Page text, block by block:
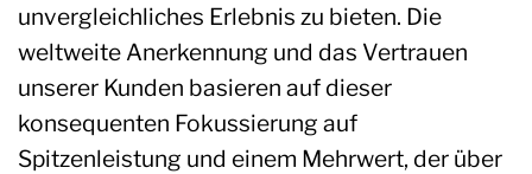
unvergleichliches Erlebnis zu bieten. Die
weltweite Anerkennung und das Vertrauen
unserer Kunden basieren auf dieser
konsequenten Fokussierung auf
Spitzenleistung und einem Mehrwert, der über